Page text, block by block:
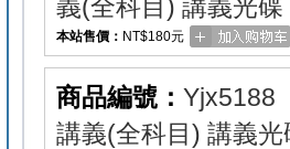
義(全科目) 講義光碟
本站售價： NT$180元
商品編號： Yjx5188
講義(全科目) 講義光